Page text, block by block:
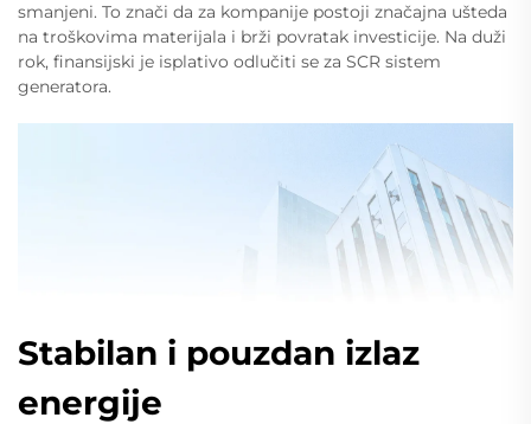
smanjeni. To znači da za kompanije postoji značajna ušteda
na troškovima materijala i brži povratak investicije. Na duži
rok, finansijski je isplativo odlučiti se za SCR sistem
generatora.
Stabilan i pouzdan izlaz
energije